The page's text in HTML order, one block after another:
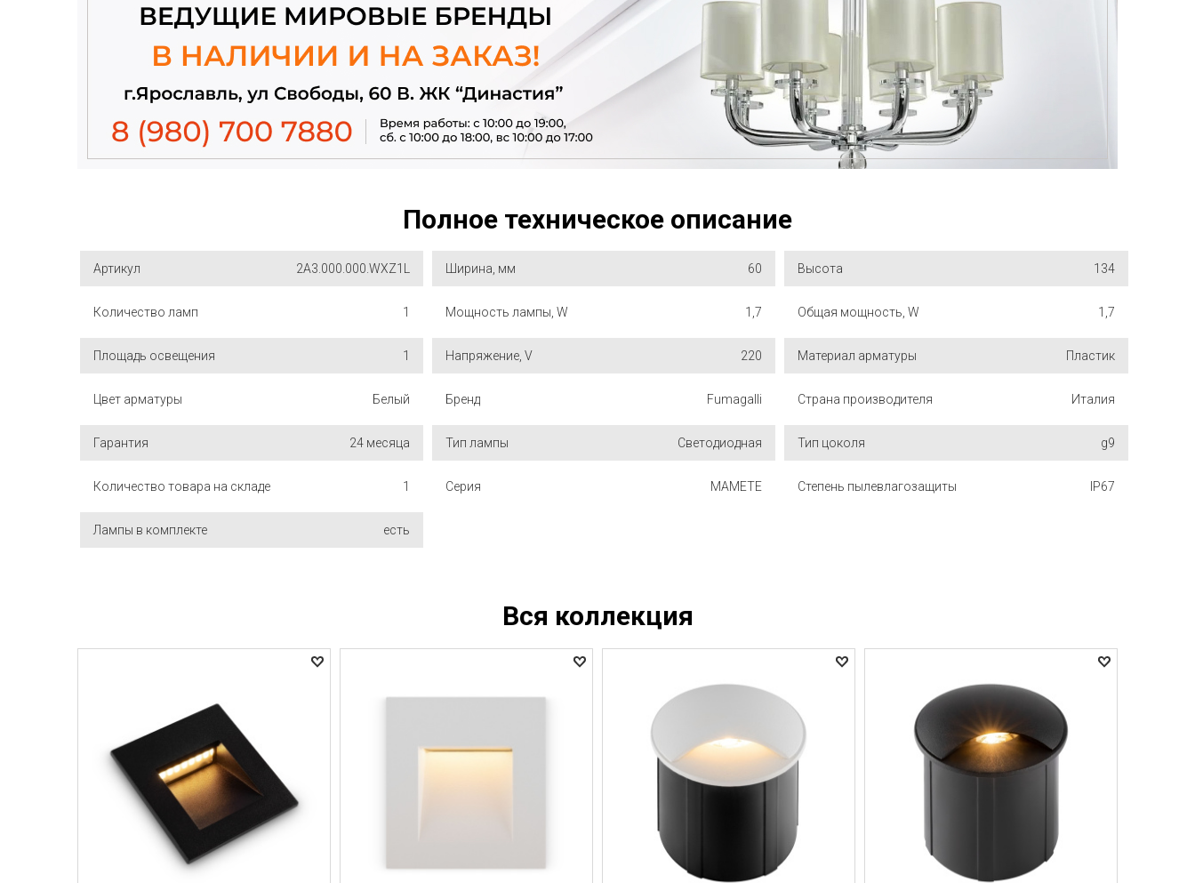
Полное техническое описание
Артикул 2A3.000.000.WXZ1L Ширина, мм 60 Высота 134
Количество ламп 1 Мощность лампы, W 1,7 Общая мощность, W 1,7
Площадь освещения 1 Напряжение, V 220 Материал арматуры Пластик
Цвет арматуры Белый Бренд Fumagalli Страна производителя Италия
Гарантия 24 месяца Тип лампы Светодиодная Тип цоколя g9
Количество товара на складе 1 Серия MAMETE Степень пылевлагозащиты IP67
Лампы в комплекте есть
Вся коллекция